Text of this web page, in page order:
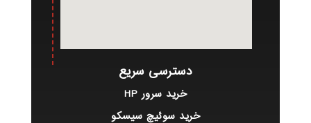
دسترسی سریع
خرید سرور HP
خرید سوئیچ سیسکو